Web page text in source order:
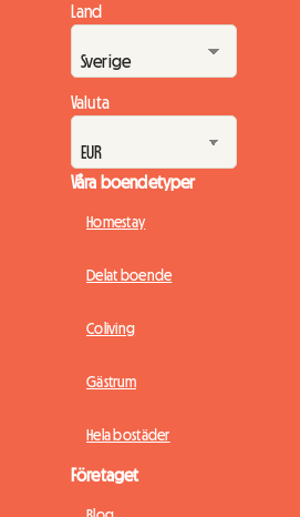
Land
Valuta
Våra boendetyper
Homestay
Delat boende
Coliving
Gästrum
Hela bostäder
Företaget